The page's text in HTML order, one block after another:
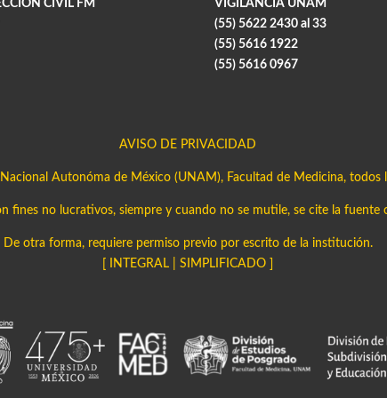
CIVIL FM
VIGILANCIA UNAM
(55) 5622 2430 al 33
(55) 5616 1922
(55) 5616 0967
AVISO DE PRIVACIDAD
Autonóma de México (UNAM), Facultad de Medicina, todos
fines no lucrativos, siempre y cuando no se mutile, se cite la
De otra forma, requiere permiso previo por escrito de la institución.
INTEGRAL SIMPLIFICADO